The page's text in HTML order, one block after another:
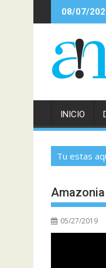
al
08/07/
INICIO
Tu estas
05/27/2019